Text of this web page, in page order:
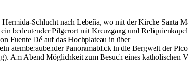
Schlucht nach Lebeña, wo mit der Kirche Santa
bedeutender Pilgerort mit Kreuzgang und
Fuente Dé auf das Hochplateau in über
atemberaubender Panoramablick in die Bergwelt der
Am Abend Möglichkeit zum Besuch eines katholischen